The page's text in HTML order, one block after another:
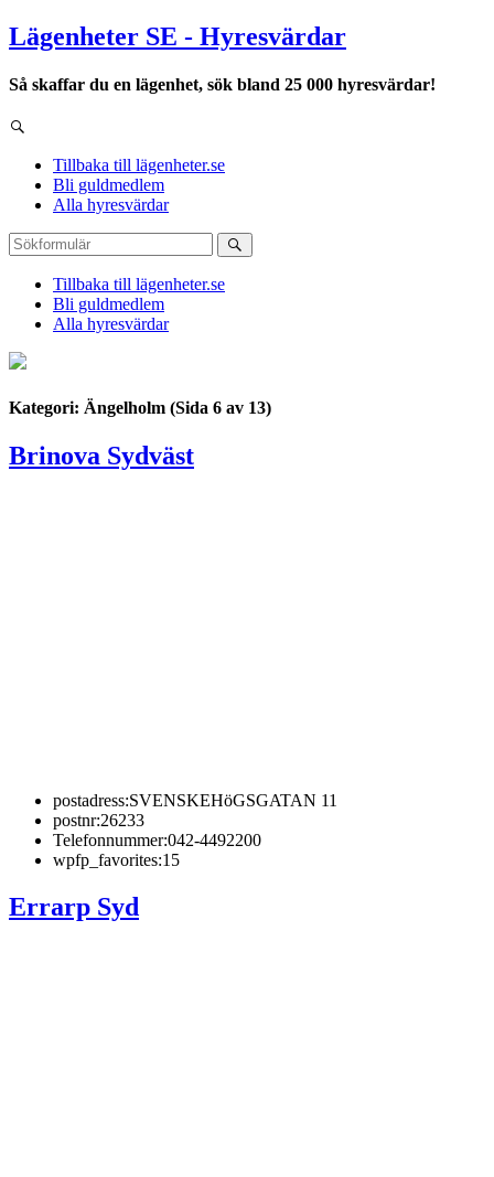
Lägenheter SE - Hyresvärdar
Så skaffar du en lägenhet, sök bland 25 000 hyresvärdar!
Tillbaka till lägenheter.se
Bli guldmedlem
Alla hyresvärdar
Tillbaka till lägenheter.se
Bli guldmedlem
Alla hyresvärdar
Kategori: Ängelholm (Sida 6 av 13)
Brinova Sydväst
postadress:SVENSKEHöGSGATAN 11
postnr:26233
Telefonnummer:042-4492200
wpfp_favorites:15
Errarp Syd